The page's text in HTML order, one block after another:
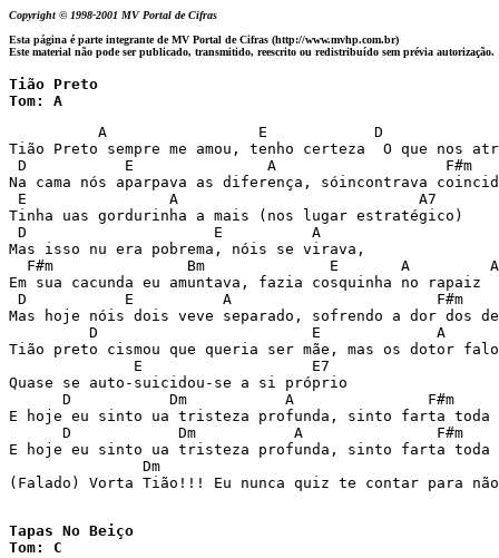
Copyright © 1998-2001 MV Portal de Cifras
Esta página é parte integrante de MV Portal de Cifras (http://www.mvhp.com.br)
Este material não pode ser publicado, transmitido, reescrito ou redistribuído sem prévia autorização.
Tião Preto
A                 E            D
Tião Preto sempre me amou, tenho certeza  O que nos
D           E               A                   F#m
Na cama nós aparpava as diferença, sóincontrava
E                A                           A7
Tinha uas gordurinha a mais (nos lugar estratégico)
D                     E          A
Mas isso nu era pobrema, nóis se virava,
F#m               Bm              E       A
Em sua cacunda eu amuntava, fazia cosquinha no rapaiz
D           E          A                       F#m
Mas hoje nóis dois veve separado, sofrendo a dor dos
D                        E             A
Tião preto cismou que queria ser mãe, mas os dotor
              E                   E7
Quase se auto-suicidou-se a si próprio
D           Dm           A               F#m
E hoje eu sinto ua tristeza profunda, sinto farta toda
D            Dm           A               F#m
E hoje eu sinto ua tristeza profunda, sinto farta toda
Dm
(Falado) Vorta Tião!!! Eu nunca quiz te contar para
Tapas No Beiço
Tom: C